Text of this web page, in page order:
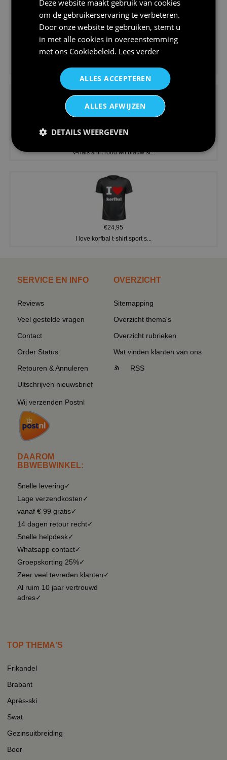
€24,95
Koningsdag shirt heren v-hals ...
V-hals shirt rood wit blauw st...
€24,95
I love korfbal t-shirt sport s...
SERVICE EN INFO
Reviews
Veel gestelde vragen
Contact
Order Status
Retouren & Annuleren
Uitschrijven nieuwsbrief
Wij verzenden Postnl
DAAROM
BBWEBWINKEL:
Snelle levering✓
Lage verzendkosten✓
vanaf € 99 gratis✓
14 dagen retour recht✓
Snelle helpdesk✓
Whatsapp contact✓
Groepskorting 25%✓
Zeer veel tevreden klanten✓
Al ruim 10 jaar vertrouwd
adres✓
OVERZICHT
Sitemapping
Overzicht thema's
Overzicht rubrieken
Wat vinden klanten van ons
RSS
TOP THEMA'S
Frikandel
Brabant
Après-ski
Swat
Gezinsuitbreiding
Boer
Deze website maakt gebruik van cookies
om de gebruikerservaring te verbeteren.
Door onze website te gebruiken, stemt u
in met alle cookies in overeenstemming
met ons Cookiebeleid. Lees verder
ALLES ACCEPTEREN
ALLES AFWIJZEN
DETAILS WEERGEVEN